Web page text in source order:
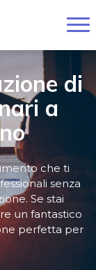
di
a
che ti
senza
Se stai
un fantastico
perfetta per